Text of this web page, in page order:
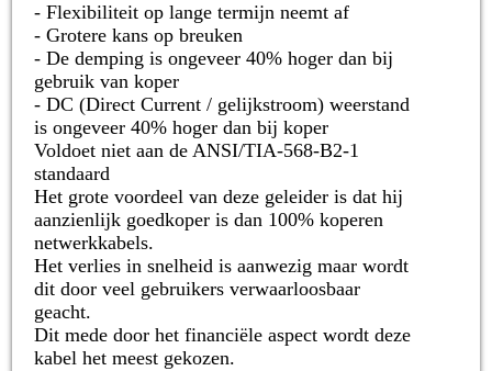
- Flexibiliteit op lange termijn neemt af
- Grotere kans op breuken
- De demping is ongeveer 40% hoger dan bij
gebruik van koper
- DC (Direct Current / gelijkstroom) weerstand
is ongeveer 40% hoger dan bij koper
Voldoet niet aan de ANSI/TIA-568-B2-1
standaard
Het grote voordeel van deze geleider is dat hij
aanzienlijk goedkoper is dan 100% koperen
netwerkkabels.
Het verlies in snelheid is aanwezig maar wordt
dit door veel gebruikers verwaarloosbaar
geacht.
Dit mede door het financiële aspect wordt deze
kabel het meest gekozen.